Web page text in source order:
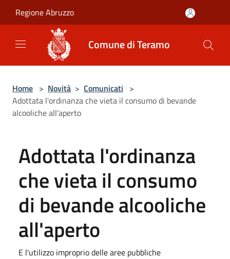
Regione Abruzzo
Comune di Teramo
Home > Novità > Comunicati >
Adottata l'ordinanza che vieta il consumo di bevande
alcooliche all'aperto
Adottata l'ordinanza
che vieta il consumo
di bevande alcooliche
all'aperto
E l'utilizzo improprio delle aree pubbliche